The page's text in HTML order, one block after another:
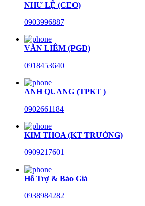
NHƯ LỆ (CEO)
0903996887
VĂN LIÊM (PGĐ)
0918453640
ANH QUANG (TPKT )
0902661184
KIM THOA (KT TRƯỞNG)
0909217601
Hỗ Trợ & Báo Giá
0938984282